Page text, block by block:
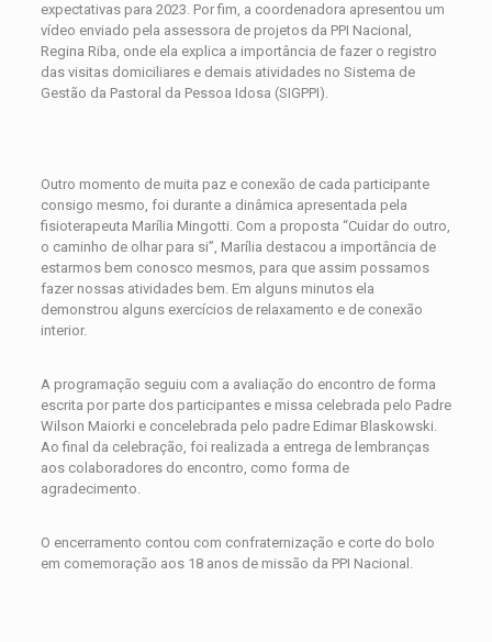
expectativas para 2023. Por fim, a coordenadora apresentou um
vídeo enviado pela assessora de projetos da PPI Nacional,
Regina Riba, onde ela explica a importância de fazer o registro
das visitas domiciliares e demais atividades no Sistema de
Gestão da Pastoral da Pessoa Idosa (SIGPPI).
Outro momento de muita paz e conexão de cada participante
consigo mesmo, foi durante a dinâmica apresentada pela
fisioterapeuta Marília Mingotti. Com a proposta “Cuidar do outro,
o caminho de olhar para si”, Marília destacou a importância de
estarmos bem conosco mesmos, para que assim possamos
fazer nossas atividades bem. Em alguns minutos ela
demonstrou alguns exercícios de relaxamento e de conexão
interior.
A programação seguiu com a avaliação do encontro de forma
escrita por parte dos participantes e missa celebrada pelo Padre
Wilson Maiorki e concelebrada pelo padre Edimar Blaskowski.
Ao final da celebração, foi realizada a entrega de lembranças
aos colaboradores do encontro, como forma de
agradecimento.
O encerramento contou com confraternização e corte do bolo
em comemoração aos 18 anos de missão da PPI Nacional.